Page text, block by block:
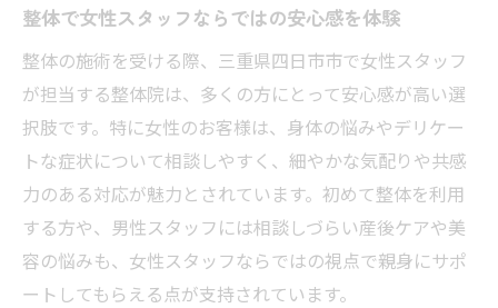
四日市の整体が選ばれる効果とその理由
整体で根本改善を目指す方におすすめの特
徴
女性スタッフが提供する整体の魅力を解説
整体の効果を引き出す四日市ならではの工
夫
四日市整体院の人気の秘密と利用者の声
安心して受けられる整体を探すなら
整体で女性スタッフならではの安心感を体験
整体の施術を受ける際、三重県四日市市で女性スタッフ
が担当する整体院は、多くの方にとって安心感が高い選
択肢です。特に女性のお客様は、身体の悩みやデリケー
トな症状について相談しやすく、細やかな気配りや共感
力のある対応が魅力とされています。初めて整体を利用
する方や、男性スタッフには相談しづらい産後ケアや美
容の悩みも、女性スタッフならではの視点で親身にサポ
ートしてもらえる点が支持されています。